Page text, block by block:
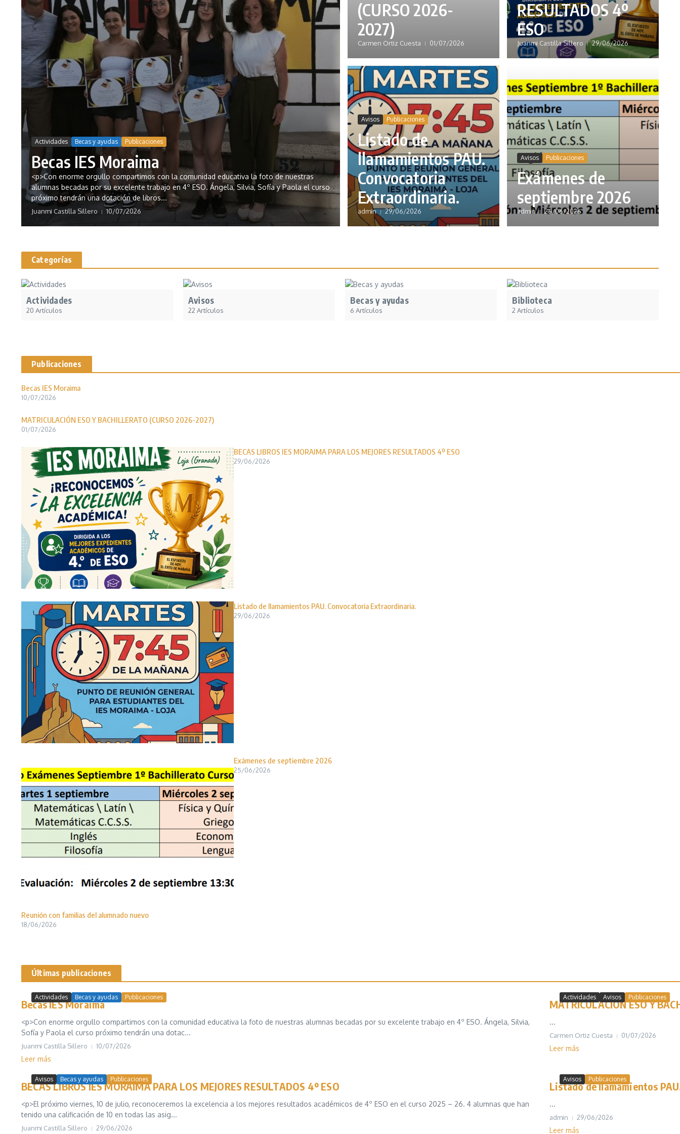
Actividades Becas y ayudas Publicaciones
Becas IES Moraima
<p>Con enorme orgullo compartimos con la comunidad educativa la foto de nuestras
alumnas becadas por su excelente trabajo en 4º ESO. Ángela, Silvia, Sofía y Paola el curso
próximo tendrán una dotación de libros...
Juanmi Castilla Sillero 10/07/2026
(CURSO 2026-
2027)
Carmen Ortiz Cuesta 01/07/2026
RESULTADOS 4º
ESO
Juanmi Castilla Sillero 29/06/2026
Avisos Publicaciones
Listado de
llamamientos PAU.
Convocatoria
Extraordinaria.
admin 29/06/2026
Avisos Publicaciones
Exámenes de
septiembre 2026
admin 25/06/2026
Categorías
Actividades
20 Artículos
Avisos
22 Artículos
Becas y ayudas
6 Artículos
Biblioteca
2 Artículos
Publicaciones
Becas IES Moraima
10/07/2026
MATRICULACIÓN ESO Y BACHILLERATO (CURSO 2026-2027)
01/07/2026
BECAS LIBROS IES MORAIMA PARA LOS MEJORES RESULTADOS 4º ESO
29/06/2026
Listado de llamamientos PAU. Convocatoria Extraordinaria.
29/06/2026
Exámenes de septiembre 2026
25/06/2026
Reunión con familias del alumnado nuevo
18/06/2026
Últimas publicaciones
Actividades Becas y ayudas Publicaciones
Becas IES Moraima
<p>Con enorme orgullo compartimos con la comunidad educativa la foto de nuestras alumnas becadas por su excelente trabajo en 4º ESO. Ángela, Silvia,
Sofía y Paola el curso próximo tendrán una dotac...
Juanmi Castilla Sillero 10/07/2026
Leer más
Actividades Avisos Publicaciones
MATRICULACIÓN ESO Y
...
Carmen Ortiz Cuesta 01/07/2026
Leer más
Avisos Becas y ayudas Publicaciones
BECAS LIBROS IES MORAIMA PARA LOS MEJORES RESULTADOS 4º ESO
<p>El próximo viernes, 10 de julio, reconoceremos la excelencia a los mejores resultados académicos de 4º ESO en el curso 2025 – 26. 4 alumnas que han
tenido una calificación de 10 en todas las asig...
Juanmi Castilla Sillero 29/06/2026
Avisos Publicaciones
Listado de llamamientos
...
admin 29/06/2026
Leer más